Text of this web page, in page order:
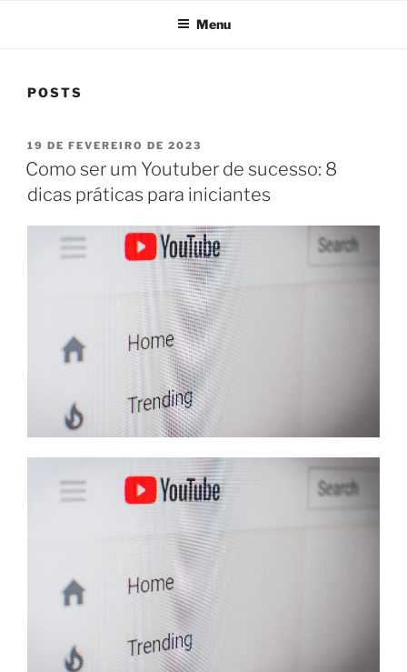
Menu
POSTS
PUBLICADO
EM
19 DE FEVEREIRO DE 2023
Como ser um Youtuber de sucesso: 8
dicas práticas para iniciantes